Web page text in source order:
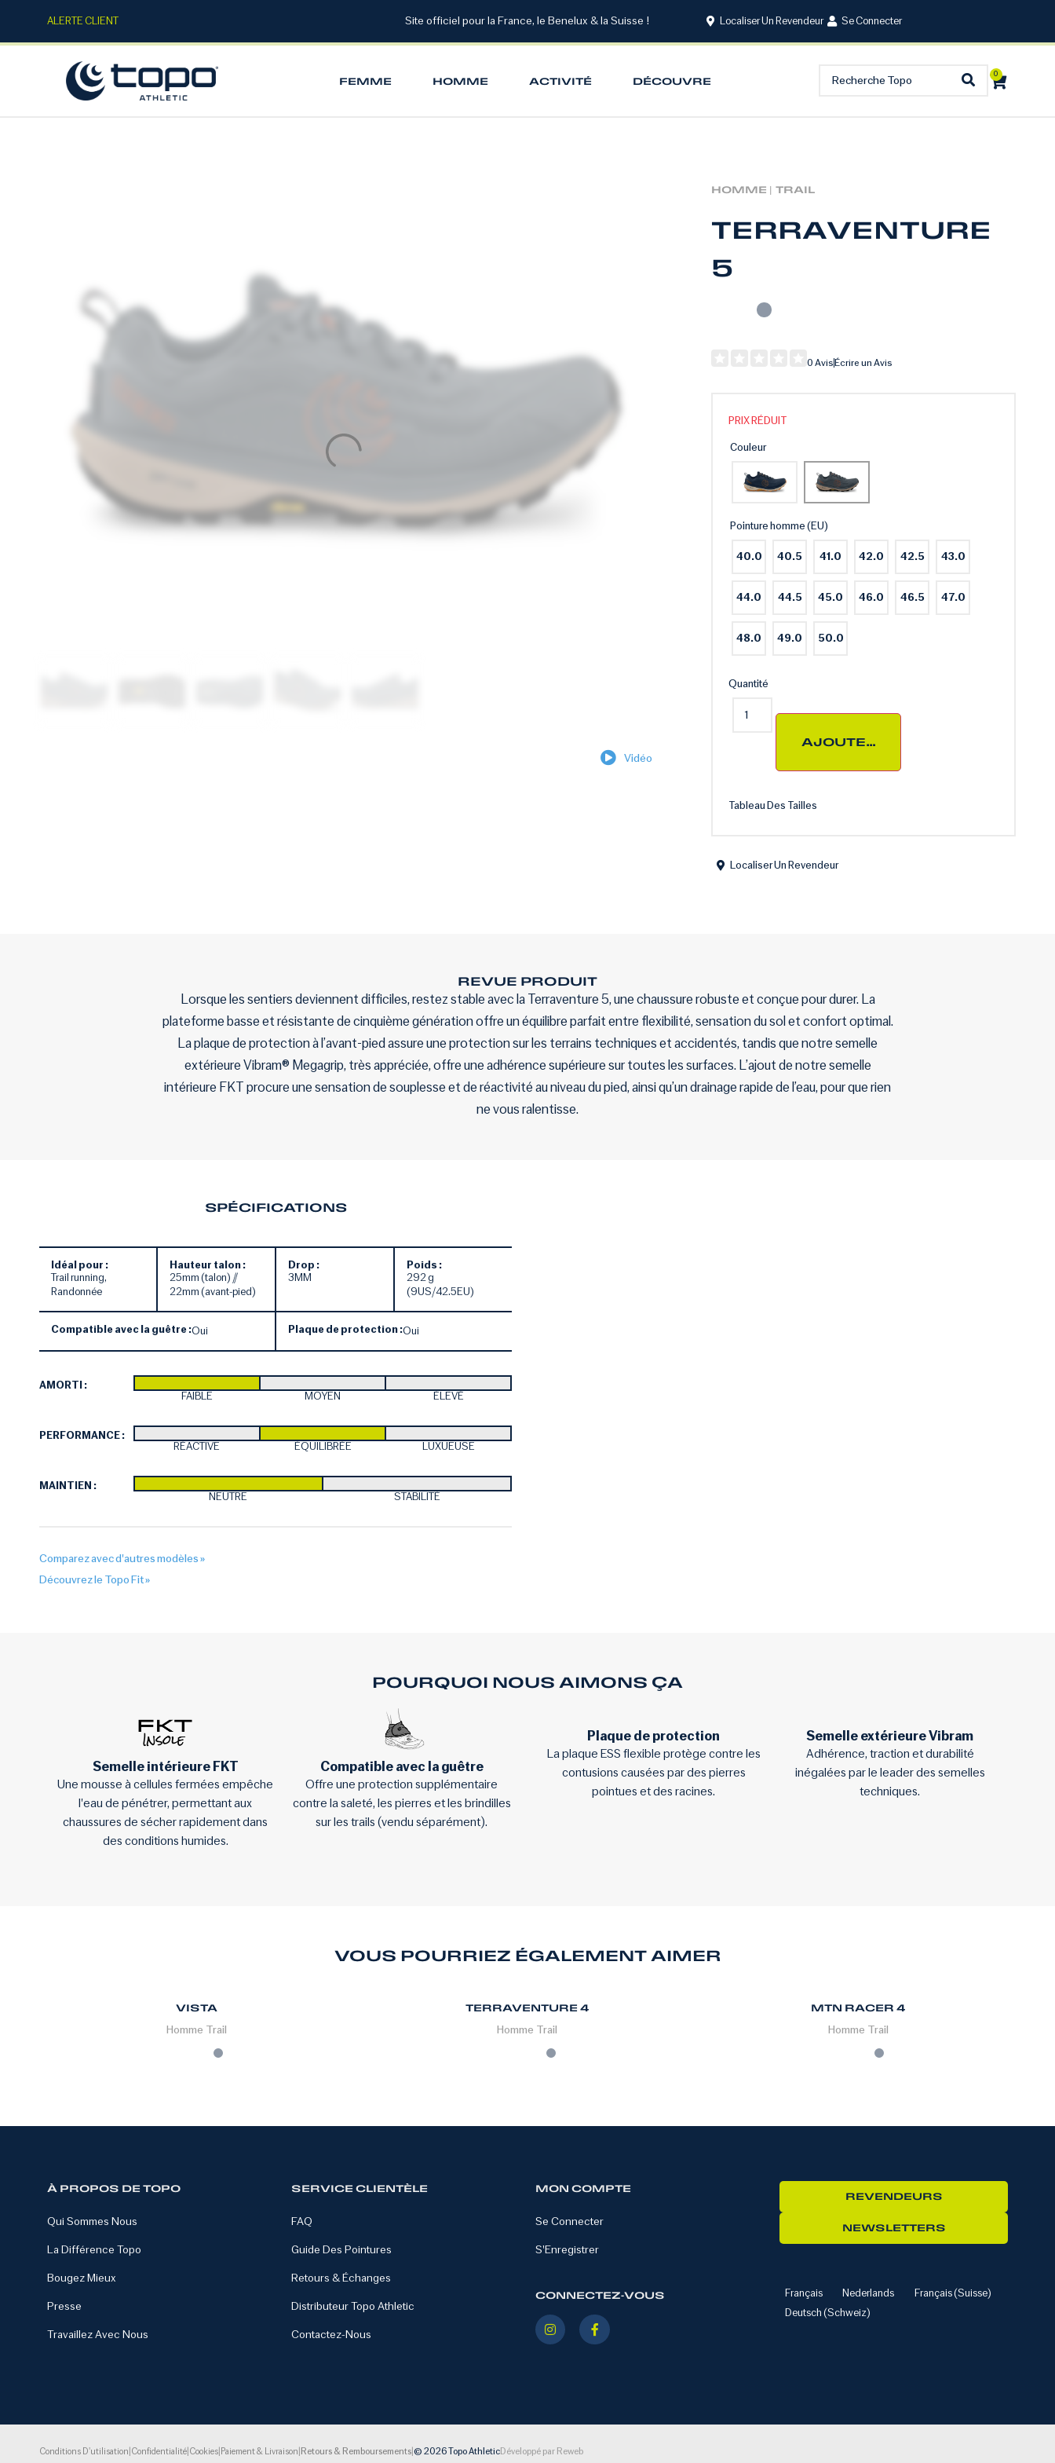
ALERTE CLIENT Site officiel pour la France, le Benelux & la Suisse ! Localiser Un Revendeur Se Connecter
FEMME HOMME ACTIVITÉ DÉCOUVRE
0
Vidéo
HOMME | TRAIL
TERRAVENTURE
5
0 AvisÉcrire un Avis
PRIX RÉDUIT
Couleur
Pointure homme (EU)
40.0 40.5 41.0 42.0 42.5 43.0
44.0 44.5 45.0 46.0 46.5 47.0
48.0 49.0 50.0
Quantité
AJOUTER AU PANIER
Tableau Des Tailles
Localiser Un Revendeur
REVUE PRODUIT
Lorsque les sentiers deviennent difficiles, restez stable avec la Terraventure 5, une chaussure robuste et conçue pour durer. La
plateforme basse et résistante de cinquième génération offre un équilibre parfait entre flexibilité, sensation du sol et confort optimal.
La plaque de protection à l’avant-pied assure une protection sur les terrains techniques et accidentés, tandis que notre semelle
extérieure Vibram® Megagrip, très appréciée, offre une adhérence supérieure sur toutes les surfaces. L’ajout de notre semelle
intérieure FKT procure une sensation de souplesse et de réactivité au niveau du pied, ainsi qu’un drainage rapide de l’eau, pour que rien
ne vous ralentisse.
SPÉCIFICATIONS
Idéal pour :
Trail running,
Randonnée
Hauteur talon :
25mm (talon) //
22mm (avant-pied)
Drop :
3MM
Poids :
292 g
(9US/42.5EU)
Compatible avec la guêtre :Oui Plaque de protection :Oui
AMORTI :
FAIBLE
MOYEN ÉLEVÉ
PERFORMANCE :
RÉACTIVE
ÉQUILIBRÉE LUXUEUSE
MAINTIEN :
NEUTRE
STABILITÉ
Comparez avec d'autres modèles »
Découvrez le Topo Fit »
POURQUOI NOUS AIMONS ÇA
Semelle intérieure FKT
Une mousse à cellules fermées empêche
l'eau de pénétrer, permettant aux
chaussures de sécher rapidement dans
des conditions humides.
Compatible avec la guêtre
Offre une protection supplémentaire
contre la saleté, les pierres et les brindilles
sur les trails (vendu séparément).
Plaque de protection
La plaque ESS flexible protège contre les
contusions causées par des pierres
pointues et des racines.
Semelle extérieure Vibram
Adhérence, traction et durabilité
inégalées par le leader des semelles
techniques.
VOUS POURRIEZ ÉGALEMENT AIMER
VISTA
Homme Trail
TERRAVENTURE 4
Homme Trail
MTN RACER 4
Homme Trail
À PROPOS DE TOPO
Qui Sommes Nous
La Différence Topo
Bougez Mieux
Presse
Travaillez Avec Nous
SERVICE CLIENTÈLE
FAQ
Guide Des Pointures
Retours & Échanges
Distributeur Topo Athletic
Contactez-Nous
MON COMPTE
Se Connecter
S'Enregistrer
CONNECTEZ-VOUS
REVENDEURS
NEWSLETTERS
Français Nederlands
Français (Suisse)
Deutsch (Schweiz)
Conditions D'utilisation Confidentialité Cookies Paiement & Livraison Retours & Remboursements © 2026 Topo AthleticDéveloppé par Reweb